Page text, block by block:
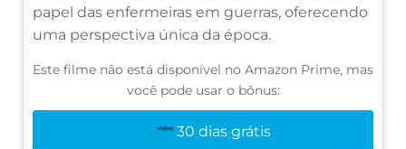
papel das enfermeiras em guerras, oferecendo
uma perspectiva única da época.
Este filme não está disponível no Amazon Prime, mas
você pode usar o bônus:
30 dias grátis